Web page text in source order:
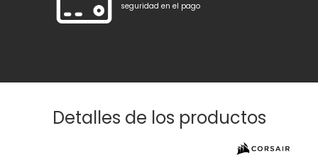
seguridad en el pago
Detalles de los productos